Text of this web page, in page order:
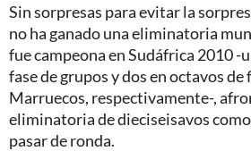
Sin sorpresas para evitar la
no ha ganado una eliminatoria
fue campeona en Sudáfrica 2010 -
fase de grupos y dos en octavos de
Marruecos, respectivamente-,
eliminatoria de dieciseisavos
pasar de ronda.